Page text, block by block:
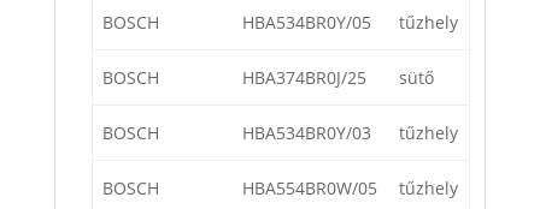
BOSCH HBA534BR0Y/05 tűzhely
BOSCH HBA374BR0J/25 sütő
BOSCH HBA534BR0Y/03 tűzhely
BOSCH HBA554BR0W/05 tűzhely